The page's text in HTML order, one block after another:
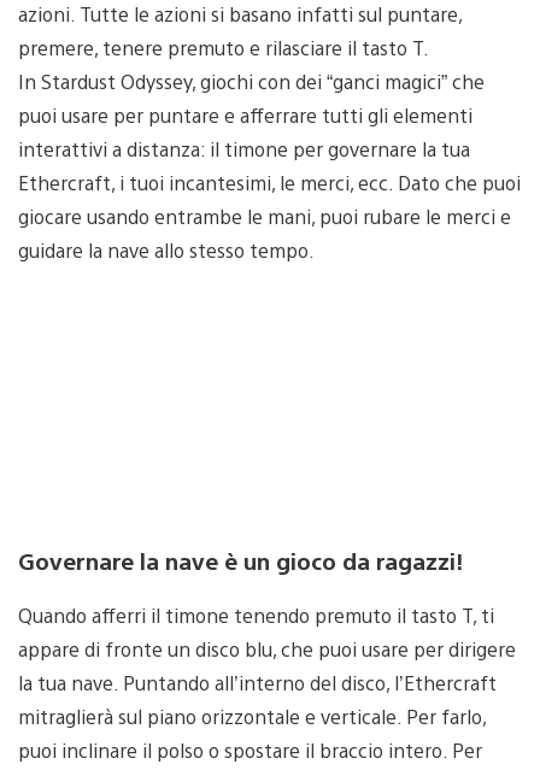
azioni. Tutte le azioni si basano infatti sul puntare,
premere, tenere premuto e rilasciare il tasto T.
In Stardust Odyssey, giochi con dei “ganci magici” che
puoi usare per puntare e afferrare tutti gli elementi
interattivi a distanza: il timone per governare la tua
Ethercraft, i tuoi incantesimi, le merci, ecc. Dato che puoi
giocare usando entrambe le mani, puoi rubare le merci e
guidare la nave allo stesso tempo.
Governare la nave è un gioco da ragazzi!
Quando afferri il timone tenendo premuto il tasto T, ti
appare di fronte un disco blu, che puoi usare per dirigere
la tua nave. Puntando all’interno del disco, l’Ethercraft
mitraglierà sul piano orizzontale e verticale. Per farlo,
puoi inclinare il polso o spostare il braccio intero. Per